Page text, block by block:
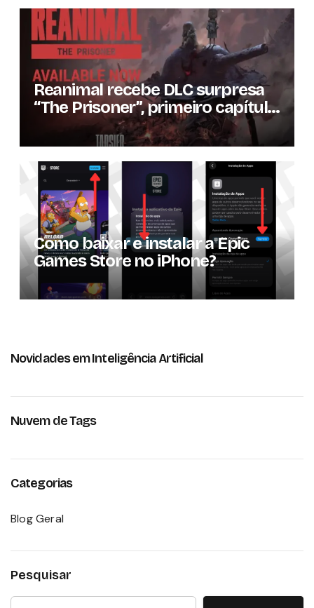
Reanimal recebe DLC surpresa
“The Prisoner”, primeiro capítulo
da expansão de história
Como baixar e instalar a Epic
Games Store no iPhone?
Novidades em Inteligência Artificial
Nuvem de Tags
Categorias
Blog Geral
Pesquisar